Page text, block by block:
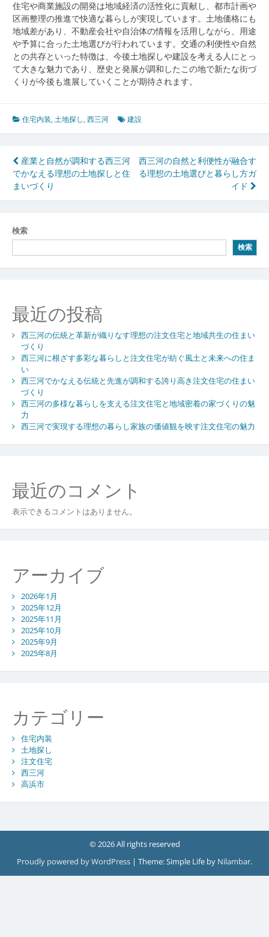
住宅や商業施設の開発は地域経済の活性化に貢献し、都市計画や
区画整理の推進で快適な暮らしが実現しています。土地価格にも
地域差があり、不動産会社や自治体の情報を活用しながら、用途
や予算に合った土地選びが行われています。交通の利便性や自然
との共存といった特徴は、今後土地探しや建設を考える人にとっ
て大きな魅力であり、歴史と発展が調和したこの地で新たな街づ
くりが今後も進展していくことが期待されます。
住宅内装,土地探し,西三河 建設
投
稿
ナ
ビ
ゲ
ー
ョ
ン
産業と自然が調和する西三河
でかなえる理想の土地探しと住
まいづくり
西三河の自然と利便性が融合す
る理想の土地選びと暮らし方ガ
イド
検索
検索
最近の投稿
西三河の伝統と革新が織りなす理想の注文住宅と地域共生の住まい
づくり
西三河に根ざす多彩な暮らしと注文住宅が紡ぐ風土と未来への住ま
い
西三河でかなえる伝統と先進が調和する誇り高き注文住宅の住まい
づくり
西三河の多様な暮らしを支える注文住宅と地域密着の家づくりの魅
力
西三河で実現する理想の暮らし家族の価値観を映す注文住宅の魅力
最近のコメント
表示できるコメントはありません。
アーカイブ
2026年1月
2025年12月
2025年11月
2025年10月
2025年9月
2025年8月
カテゴリー
住宅内装
土地探し
注文住宅
西三河
高浜市
© 2026 All rights reserved
Proudly powered by WordPress | Theme: Simple Life by Nilambar.